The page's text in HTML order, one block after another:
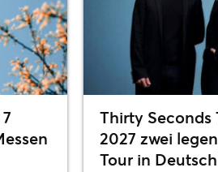
Thirty Seconds
2027 zwei
Tour in